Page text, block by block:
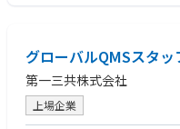
• グローバルチームにおいて
• 規制環境の変化に対応できる
• 複数のステークホルダーと連
できるリーダーシップ
グローバルQMSスタ
第一三共株式会社
上場企業